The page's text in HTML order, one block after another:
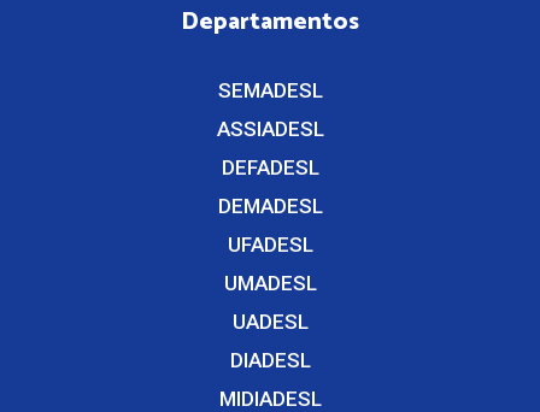
Departamentos
SEMADESL
ASSIADESL
DEFADESL
DEMADESL
UFADESL
UMADESL
UADESL
DIADESL
MIDIADESL